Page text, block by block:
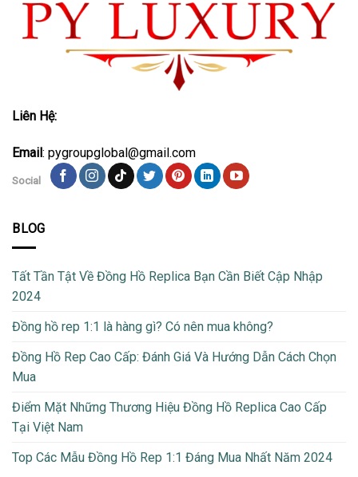
Liên Hệ:
Email: pygroupglobal@gmail.com
Social
BLOG
Tất Tần Tật Về Đồng Hồ Replica Bạn Cần Biết Cập Nhập
2024
Đồng hồ rep 1:1 là hàng gì? Có nên mua không?
Đồng Hồ Rep Cao Cấp: Đánh Giá Và Hướng Dẫn Cách Chọn
Mua
Điểm Mặt Những Thương Hiệu Đồng Hồ Replica Cao Cấp
Tại Việt Nam
Top Các Mẫu Đồng Hồ Rep 1:1 Đáng Mua Nhất Năm 2024